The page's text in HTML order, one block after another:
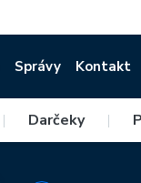
Správy Kontakt
| Darčeky |